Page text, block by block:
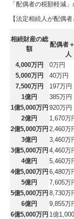
「配偶者の税額軽減
【法定相続人が配偶
相続財産の総
額
配偶者
人
4,000万円
0万円
5,000万円
40万円
7,500万円
197万円
1億円
385万円
1億5,000万円 920万円
2億円
1,670万
2億5,000万円 2,460万
3億円
3,460万
3億5,000万円 4,460万
4億円
5,460万
4億5,000万円 6,480万
5億円
7,605万
5億5,000万円 8,730万
6億円
9,855万
6億5,000万円 1億